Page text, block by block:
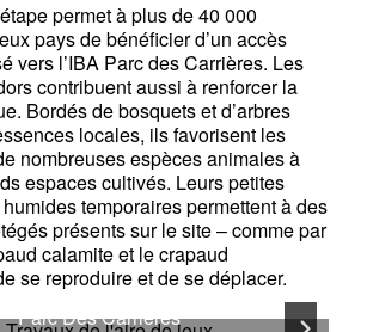
permet à plus de 40 000
pays de bénéficier d’un accès
vers l’IBA Parc des Carrières. Les
contribuent aussi à renforcer la
Bordés de bosquets et d’arbres
locales, ils favorisent les
nombreuses espèces animales à
espaces cultivés. Leurs petites
temporaires permettent à des
présents sur le site – comme par
calamite et le crapaud
se reproduire et de se déplacer.
de jeux - Copyright Association
Parc Des Carrières